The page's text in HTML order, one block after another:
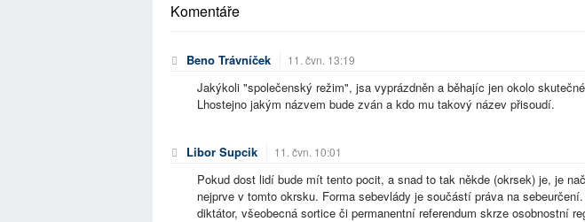
Komentáře
Beno Trávníček 11. čvn. 13:19
Jakýkoli "společenský režim", jsa vyprázdněn a běhajíc jen okolo
Lhostejno jakým názvem bude zván a kdo mu takový název přisoudí.
Libor Supcik 11. čvn. 10:01
Pokud dost lidí bude mít tento pocit, a snad to tak někde (okrsek) je, je
nejprve v tomto okrsku. Forma sebevlády je součástí práva na
diktátor, všeobecná sortice či permanentní referendum skrze osobnostní